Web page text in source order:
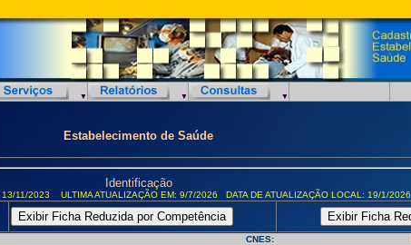
Estabelecimento de Saúde
Identificação
13/11/2023 ULTIMA ATUALIZAÇÃO EM: 9/7/2026 DATA DE ATUALIZAÇÃO LOCAL: 19/1/2026
CNES: